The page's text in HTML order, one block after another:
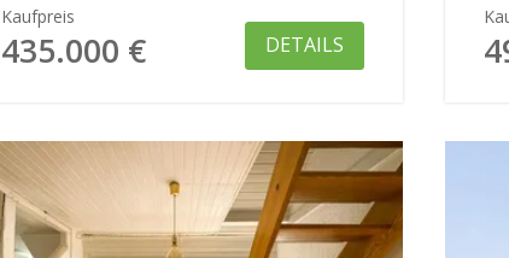
Kaufpreis
435.000 € DETAILS